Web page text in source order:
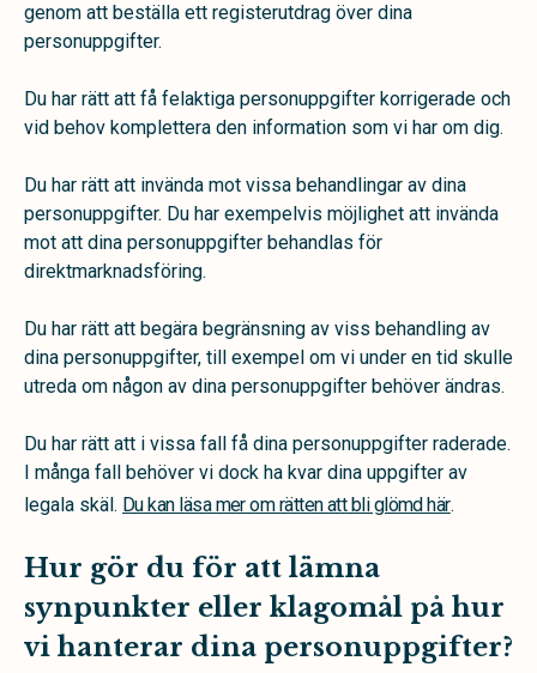
genom att beställa ett registerutdrag över dina
personuppgifter.
Du har rätt att få felaktiga personuppgifter korrigerade och
vid behov komplettera den information som vi har om dig.
Du har rätt att invända mot vissa behandlingar av dina
personuppgifter. Du har exempelvis möjlighet att invända
mot att dina personuppgifter behandlas för
direktmarknadsföring.
Du har rätt att begära begränsning av viss behandling av
dina personuppgifter, till exempel om vi under en tid skulle
utreda om någon av dina personuppgifter behöver ändras.
Du har rätt att i vissa fall få dina personuppgifter raderade.
I många fall behöver vi dock ha kvar dina uppgifter av
legala skäl. Du kan läsa mer om rätten att bli glömd här.
Hur gör du för att lämna
synpunkter eller klagomål på hur
vi hanterar dina personuppgifter?